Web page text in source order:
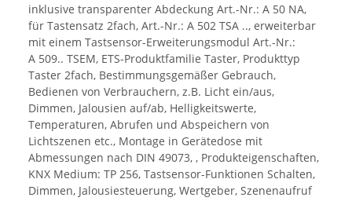
inklusive transparenter Abdeckung Art.-Nr.: A 50 NA,
für Tastensatz 2fach, Art.-Nr.: A 502 TSA .., erweiterbar
mit einem Tastsensor-Erweiterungsmodul Art.-Nr.:
A 509.. TSEM, ETS-Produktfamilie Taster, Produkttyp
Taster 2fach, Bestimmungsgemäßer Gebrauch,
Bedienen von Verbrauchern, z.B. Licht ein/aus,
Dimmen, Jalousien auf/ab, Helligkeitswerte,
Temperaturen, Abrufen und Abspeichern von
Lichtszenen etc., Montage in Gerätedose mit
Abmessungen nach DIN 49073, , Produkteigenschaften,
KNX Medium: TP 256, Tastsensor-Funktionen Schalten,
Dimmen, Jalousiesteuerung, Wertgeber, Szenenaufruf